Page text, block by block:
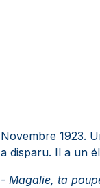
Novembre 1923.
a disparu. Il a un
- Magalie, ta